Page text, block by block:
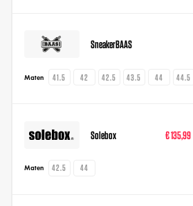
SneakerBAAS
Maten 41.5 42 42.5 43.5 44 44.5
Solebox € 135,99
Maten 42.5 44